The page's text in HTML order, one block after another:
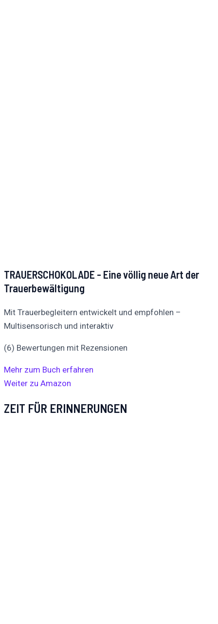
TRAUERSCHOKOLADE - Eine völlig neue Art der
Trauerbewältigung
Mit Trauerbegleitern entwickelt und empfohlen –
Multisensorisch und interaktiv
(6) Bewertungen mit Rezensionen
Mehr zum Buch erfahren
Weiter zu Amazon
ZEIT FÜR ERINNERUNGEN